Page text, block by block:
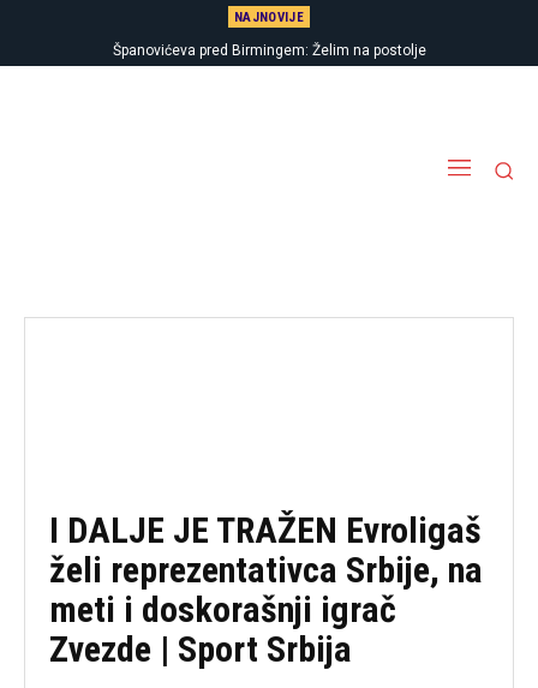
NAJNOVIJE
Španovićeva pred Birmingem: Želim na postolje
I DALJE JE TRAŽEN Evroligaš
želi reprezentativca Srbije, na
meti i doskorašnji igrač
Zvezde | Sport Srbija